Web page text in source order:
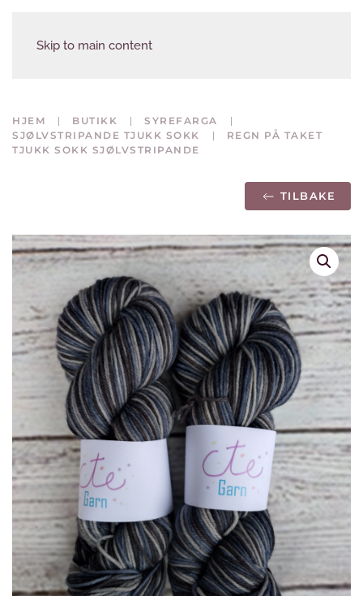
Skip to main content
HJEM BUTIKK
SYREFARGA
SJØLVSTRIPANDE TJUKK SOKK
REGN PÅ TAKET
TJUKK SOKK SJØLVSTRIPANDE
TILBAKE